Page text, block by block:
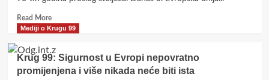
simbol
sa
antifašističkom
tradicijom
Read MoreRead
more
Sesija
Kruga
99:
Mediji o Krugu 99
Krug 99: Sigurnost u Evropi nepovratno
promijenjena i više nikada neće biti ista